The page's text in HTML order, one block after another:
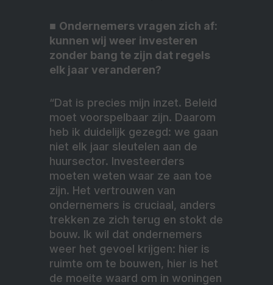
■ Ondernemers vragen zich af:
kunnen wij weer investeren
zonder bang te zijn dat regels
elk jaar veranderen?
“Dat is precies mijn inzet. Beleid
moet voorspelbaar zijn. Daarom
heb ik duidelijk gezegd: we gaan
niet elk jaar sleutelen aan de
huursector. Investeerders
moeten weten waar ze aan toe
zijn. Het vertrouwen van
ondernemers is cruciaal, anders
trekken ze zich terug en stokt de
bouw. Ik wil dat ondernemers
weer het gevoel krijgen: hier is
ruimte om te bouwen, hier is het
de moeite waard om in woningen